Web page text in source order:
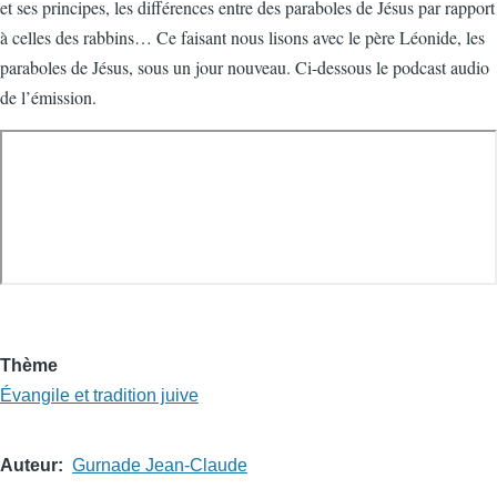
et ses principes, les différences entre des paraboles de Jésus par rapport
à celles des rabbins… Ce faisant nous lisons avec le père Léonide, les
paraboles de Jésus, sous un jour nouveau. Ci-dessous le podcast audio
de l’émission.
Thème
Évangile et tradition juive
Auteur Gurnade Jean-Claude